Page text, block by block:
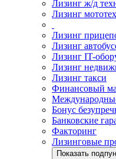
Лизинг ж/д
Лизинг
Лизинг
Лизинг
Лизинг IT-
Лизинг
Лизинг такси
Финансовый
Бонус
Банковские
Факторинг
Лизинговые
Показать